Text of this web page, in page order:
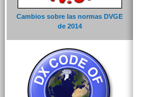
Cambios sobre las normas DVGE
de 2014